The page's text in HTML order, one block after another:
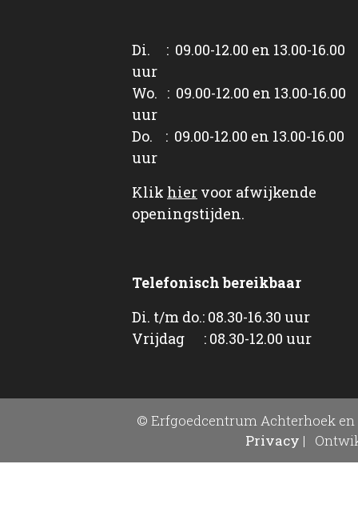
Di. : 09.00-12.00 en 13.00-16.00
uur
Wo. : 09.00-12.00 en 13.00-16.00
uur
Do. : 09.00-12.00 en 13.00-16.00
uur
Klik hier voor afwijkende
openingstijden.
Telefonisch bereikbaar
Di. t/m do.: 08.30-16.30 uur
Vrijdag : 08.30-12.00 uur
© Erfgoedcentrum Achterhoek en
Privacy |